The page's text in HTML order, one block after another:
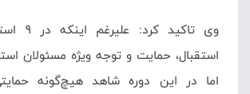
وی
استقبال، حمایت و توجه ویژه مسئولان
اما در این دوره شاهد هیچ‌گونه